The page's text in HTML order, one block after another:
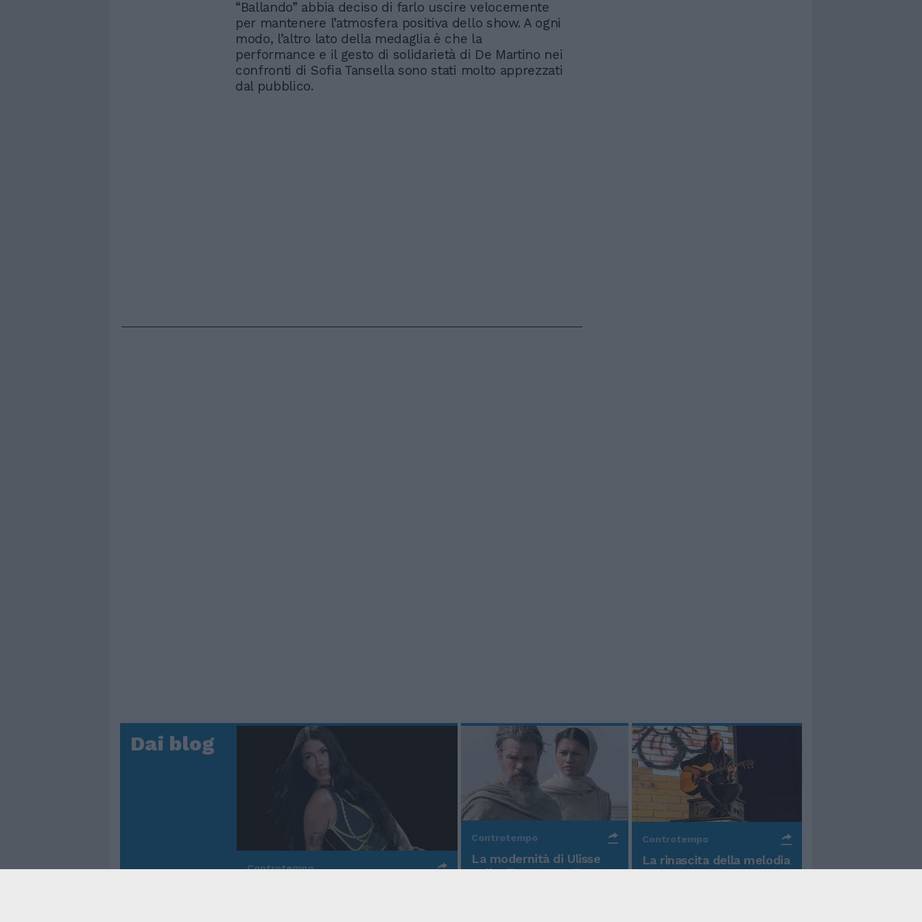
“Ballando” abbia deciso di farlo uscire velocemente
per mantenere l’atmosfera positiva dello show. A ogni
modo, l’altro lato della medaglia è che la
performance e il gesto di solidarietà di De Martino nei
confronti di Sofia Tansella sono stati molto apprezzati
dal pubblico.
Dai blog
Controtempo
Controtempo
La modernità di Ulisse
nell'Odissea pop di
Controtempo
La rinascita della melodia